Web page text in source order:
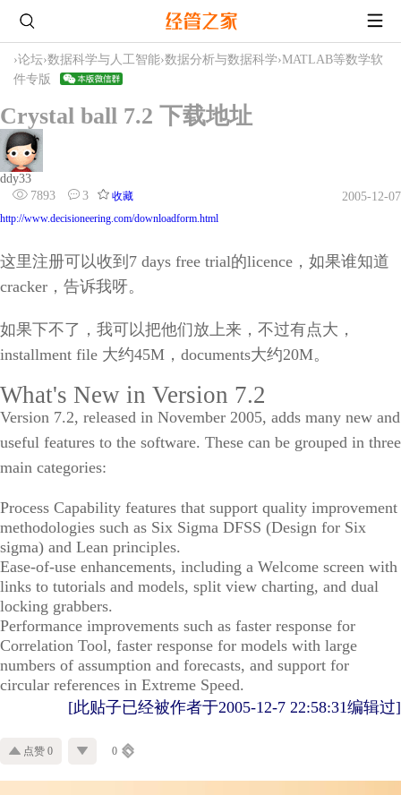
›论坛›数据科学与人工智能›数据分析与数据科学›MATLAB等数学软
件专版
Crystal ball 7.2 下载地址
ddy33
7893
3 收藏 2005-12-07
http://www.decisioneering.com/downloadform.html
这里注册可以收到7 days free trial的licence，如果谁知道
cracker，告诉我呀。
如果下不了，我可以把他们放上来，不过有点大，
installment file 大约45M，documents大约20M。
What's New in Version 7.2
Version 7.2, released in November 2005, adds many new and
useful features to the software. These can be grouped in three
main categories:
Process Capability features that support quality improvement
methodologies such as Six Sigma DFSS (Design for Six
sigma) and Lean principles.
Ease-of-use enhancements, including a Welcome screen with
links to tutorials and models, split view charting, and dual
locking grabbers.
Performance improvements such as faster response for
Correlation Tool, faster response for models with large
numbers of assumption and forecasts, and support for
circular references in Extreme Speed.
[此贴子已经被作者于2005-12-7 22:58:31编辑过]
点赞 0 0